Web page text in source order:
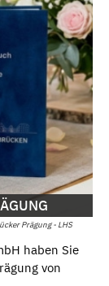
Prägung - LHS
haben Sie
von